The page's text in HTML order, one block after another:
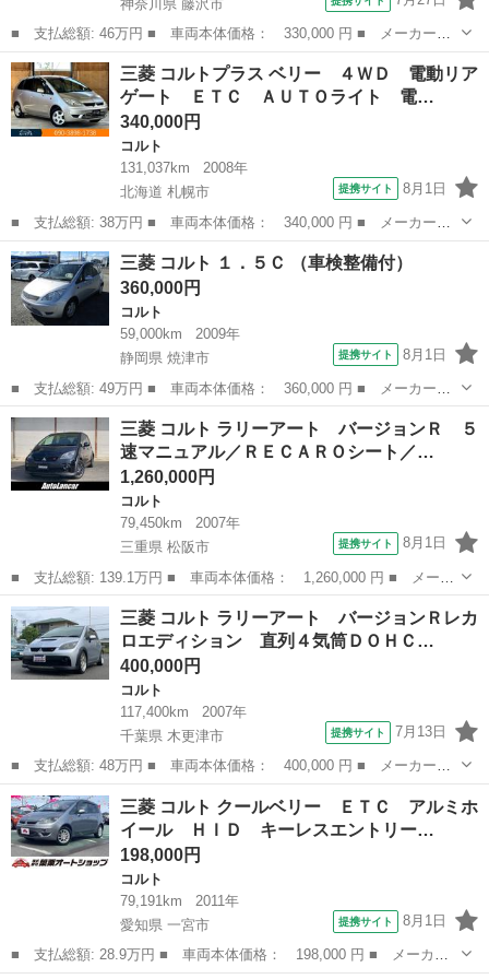
神奈川県 藤沢市
■ 支払総額: 46万円 ■ 車両本体価格： 330,000 円 ■ メーカー
名： 三菱 ■ 車種名： コルトプラス ■ グレード名： ラリー
アート ターボ車 キーレス オートエアコン パワステ パワーウ
インドウ 運転席...
神奈川 藤沢市 コルト
三菱 コルトプラス ベリー ４ＷＤ 電動リア
ゲート ＥＴＣ ＡＵＴＯライト 電…
340,000円
コルト
131,037km
2008年
北海道 札幌市
提携サイト 8月1日
■ 支払総額: 38万円 ■ 車両本体価格： 340,000 円 ■ メーカー
名： 三菱 ■ 車種名： コルトプラス ■ グレード名： ベリー
４ＷＤ 電動リアゲート ＥＴＣ ＡＵＴＯライト 電動格納ミラ
ー ヘッドライトレ...
北海道 札幌市 コルト
三菱 コルト １．５Ｃ （車検整備付）
360,000円
コルト
59,000km
2009年
静岡県 焼津市
提携サイト 8月1日
■ 支払総額: 49万円 ■ 車両本体価格： 360,000 円 ■ メーカー
名： 三菱 ■ 車種名： コルト ■ グレード名： １．５Ｃ ■ 排
気量： 1500cc ■ ドア枚数： 5D ■ ミッション： MT5速 ■ ...
静岡 焼津市 コルト
三菱 コルト ラリーアート バージョンＲ ５
速マニュアル／ＲＥＣＡＲＯシート／…
1,260,000円
コルト
79,450km
2007年
三重県 松阪市
提携サイト 8月1日
■ 支払総額: 139.1万円 ■ 車両本体価格： 1,260,000 円 ■ メーカ
ー名： 三菱 ■ 車種名： コルト ■ グレード名： ラリーアー
ト バージョンＲ ５速マニュアル／ＲＥＣＡＲＯシート／ＧＲｅｄ
ｄｙアルミ...
三重 松阪市 コルト
三菱 コルト ラリーアート バージョンＲレカ
ロエディション 直列４気筒ＤＯＨＣ…
400,000円
コルト
117,400km
2007年
千葉県 木更津市
提携サイト 7月13日
■ 支払総額: 48万円 ■ 車両本体価格： 400,000 円 ■ メーカー
名： 三菱 ■ 車種名： コルト ■ グレード名： ラリーアート
バージョンＲレカロエディション 直列４気筒ＤＯＨＣ１６バルブＩ
Ｃターボ 純正Ｒ...
千葉 木更津市 コルト
三菱 コルト クールベリー ＥＴＣ アルミホ
イール ＨＩＤ キーレスエントリー…
198,000円
コルト
79,191km
2011年
愛知県 一宮市
提携サイト 8月1日
■ 支払総額: 28.9万円 ■ 車両本体価格： 198,000 円 ■ メーカー